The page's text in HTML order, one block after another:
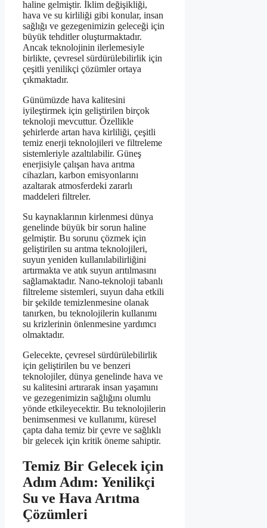
haline gelmiştir. İklim değişikliği,
hava ve su kirliliği gibi konular, insan
sağlığı ve gezegenimizin geleceği için
büyük tehditler oluşturmaktadır.
Ancak teknolojinin ilerlemesiyle
birlikte, çevresel sürdürülebilirlik için
çeşitli yenilikçi çözümler ortaya
çıkmaktadır.
Günümüzde hava kalitesini
iyileştirmek için geliştirilen birçok
teknoloji mevcuttur. Özellikle
şehirlerde artan hava kirliliği, çeşitli
temiz enerji teknolojileri ve filtreleme
sistemleriyle azaltılabilir. Güneş
enerjisiyle çalışan hava arıtma
cihazları, karbon emisyonlarını
azaltarak atmosferdeki zararlı
maddeleri filtreler.
Su kaynaklarının kirlenmesi dünya
genelinde büyük bir sorun haline
gelmiştir. Bu sorunu çözmek için
geliştirilen su arıtma teknolojileri,
suyun yeniden kullanılabilirliğini
artırmakta ve atık suyun arıtılmasını
sağlamaktadır. Nano-teknoloji tabanlı
filtreleme sistemleri, suyun daha etkili
bir şekilde temizlenmesine olanak
tanırken, bu teknolojilerin kullanımı
su krizlerinin önlenmesine yardımcı
olmaktadır.
Gelecekte, çevresel sürdürülebilirlik
için geliştirilen bu ve benzeri
teknolojiler, dünya genelinde hava ve
su kalitesini artırarak insan yaşamını
ve gezegenimizin sağlığını olumlu
yönde etkileyecektir. Bu teknolojilerin
benimsenmesi ve kullanımı, küresel
çapta daha temiz bir çevre ve sağlıklı
bir gelecek için kritik öneme sahiptir.
Temiz Bir Gelecek için
Adım Adım: Yenilikçi
Su ve Hava Arıtma
Çözümleri